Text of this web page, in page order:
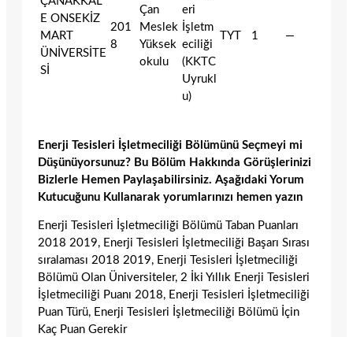
E ONSEKİZ
MART
ÜNİVERSİTE
Sİ
201
8
Çan
Meslek
Yüksek
okulu
eri
İşletm
eciliği
(KKTC
Uyrukl
u)
TYT 1 —
Enerji Tesisleri İşletmeciliği Bölümünü Seçmeyi mi
Düşünüyorsunuz? Bu Bölüm Hakkında Görüşlerinizi
Bizlerle Hemen Paylaşabilirsiniz. Aşağıdaki Yorum
Kutucuğunu Kullanarak yorumlarınızı hemen yazın
Enerji Tesisleri İşletmeciliği Bölümü Taban Puanları
2018 2019, Enerji Tesisleri İşletmeciliği Başarı Sırası
sıralaması 2018 2019, Enerji Tesisleri İşletmeciliği
Bölümü Olan Üniversiteler, 2 İki Yıllık Enerji Tesisleri
İşletmeciliği Puanı 2018, Enerji Tesisleri İşletmeciliği
Puan Türü, Enerji Tesisleri İşletmeciliği Bölümü İçin
Kaç Puan Gerekir